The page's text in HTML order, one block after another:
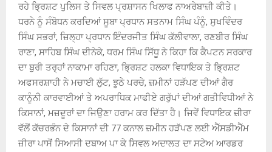
ਰਹੇ ਭ੍ਰਿਸ਼ਟ ਪੁਲਿਸ ਤੇ ਸਿਵਲ ਪ੍ਰਸ਼ਾਸਨ ਖਿਲਾਫ ਨਾਅਰੇਬਾਜ਼ੀ ਕੀਤੇ।
ਧਰਨੇ ਨੂੰ ਸੰਬੋਧਨ ਕਰਦਿਆਂ ਸੂਬਾ ਪ੍ਰਧਾਨ ਸਤਨਾਮ ਸਿੰਘ ਪੰਨੂੰ, ਸੁਖਵਿੰਦਰ
ਸਿੰਘ ਸਭਰਾਂ, ਜ਼ਿਲ੍ਹਾ ਪ੍ਰਧਾਨ ਇੰਦਰਜੀਤ ਸਿੰਘ ਕੱਲੀਵਾਲਾ, ਰਣਬੀਰ ਸਿੰਘ
ਰਾਣਾ, ਸਾਹਿਬ ਸਿੰਘ ਦੀਨੇਕੇ, ਧਰਮ ਸਿੰਘ ਸਿੱਧੂ ਨੇ ਕਿਹਾ ਕਿ ਕੈਪਟਨ ਸਰਕਾਰ
ਦਾ ਬੁਰੀ ਤਰ੍ਹਾਂ ਨਾਕਾਮਾ ਰਹਿਣਾ, ਭ੍ਰਿਸ਼ਟ ਹਲਕਾ ਵਿਧਾਇਕ ਤੇ ਭ੍ਰਿਸ਼ਟ
ਅਫਸਰਸ਼ਾਹੀ ਨੇ ਮਚਾਈ ਲੁੱਟ, ਝੂਠੇ ਪਰਚੇ, ਜ਼ਮੀਨਾਂ ਹੜੱਪਣ ਦੀਆਂ ਗੈਰ
ਕਾਨੂੰਨੀ ਕਾਰਵਾਈਆਂ ਤੇ ਅਪਰਾਧਿਕ ਮਾਫੀਏ ਗਰੁੱਪਾਂ ਦੀਆਂ ਗਤੀਵਿਧੀਆਂ ਨੇ
ਕਿਸਾਨਾਂ, ਮਜ਼ਦੂਰਾਂ ਦਾ ਜਿਉਣਾ ਹਰਾਮ ਕਰ ਦਿੱਤਾ ਹੈ। ਜਿਵੇਂ ਵਿਧਾਇਕ ਜ਼ੀਰਾ
ਵੱਲੋਂ ਕੱਚਰਭੰਨ ਦੇ ਕਿਸਾਨਾਂ ਦੀ 77 ਕਨਾਲ ਜ਼ਮੀਨ ਹੜੱਪਣ ਲਈ ਐੱਸਡੀਐੱਮ
ਜ਼ੀਰਾ ਪਾਸੋਂ ਸਿਆਸੀ ਦਬਾਅ ਪਾ ਕੇ ਸਿਵਲ ਅਦਾਲਤ ਦਾ ਸਟੇਅ ਆਰਡਰ